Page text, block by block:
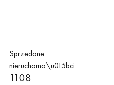
Sprzedane
nieruchomo\u015bci
1108